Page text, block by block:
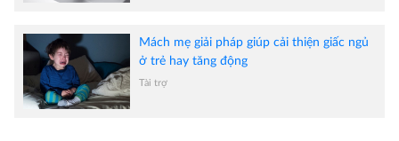
Mách mẹ giải pháp giúp cải thiện giấc ngủ
ở trẻ hay tăng động
Tài trợ